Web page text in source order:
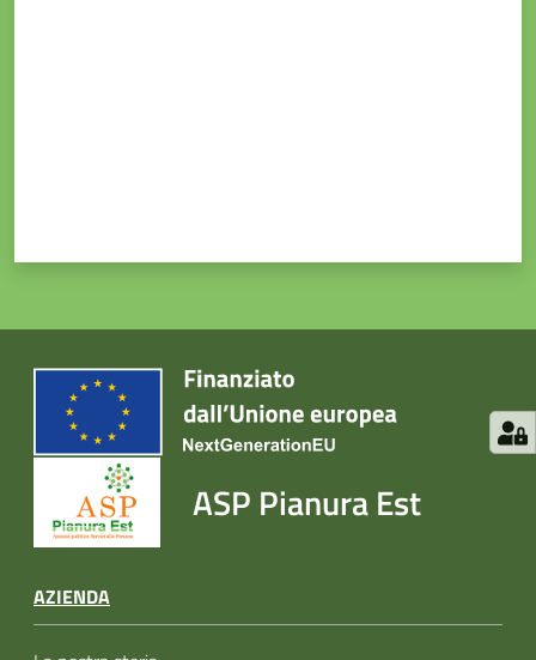
ASP Pianura Est
AZIENDA